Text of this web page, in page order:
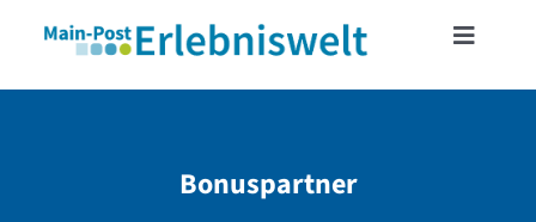
content
Toggle
MAINFRANKENCARDBonuspartner